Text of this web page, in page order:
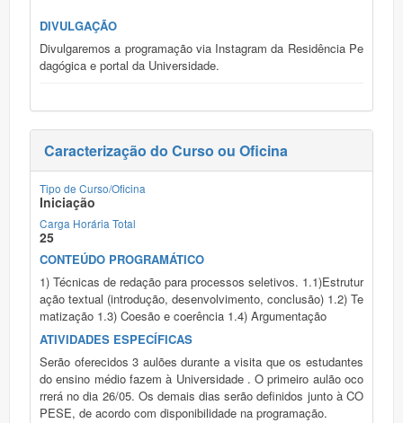
DIVULGAÇÃO
Divulgaremos a programação via Instagram da Residência Pe
dagógica e portal da Universidade.
Caracterização do Curso ou Oficina
Tipo de Curso/Oficina
Iniciação
Carga Horária Total
25
CONTEÚDO PROGRAMÁTICO
1) Técnicas de redação para processos seletivos. 1.1)Estrutur
ação textual (introdução, desenvolvimento, conclusão) 1.2) Te
matização 1.3) Coesão e coerência 1.4) Argumentação
ATIVIDADES ESPECÍFICAS
Serão oferecidos 3 aulões durante a visita que os estudantes
do ensino médio fazem à Universidade . O primeiro aulão oco
rrerá no dia 26/05. Os demais dias serão definidos junto à CO
PESE, de acordo com disponibilidade na programação.